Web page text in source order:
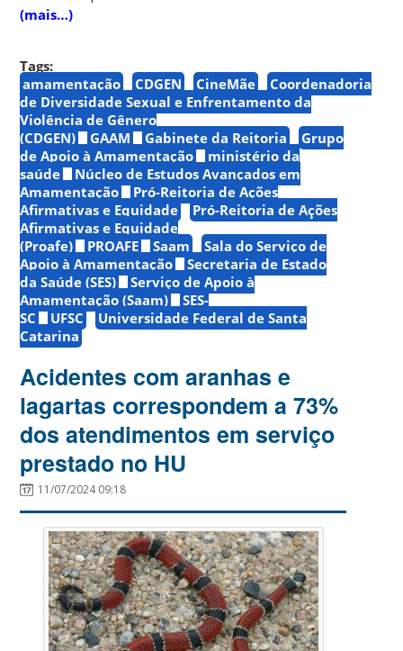
(mais…)
Tags:
amamentação
CDGEN CineMãe
Coordenadoria
de Diversidade Sexual e Enfrentamento da
Violência de Gênero
(CDGEN)
GAAM Gabinete da Reitoria
Grupo
de Apoio à Amamentação
ministério da
saúde
Núcleo de Estudos Avançados em
Amamentação
Pró-Reitoria de Ações
Afirmativas e Equidade
Pró-Reitoria de Ações
Afirmativas e Equidade
(Proafe)
PROAFE Saam
Sala do Serviço de
Apoio à Amamentação
Secretaria de Estado
da Saúde (SES)
Serviço de Apoio à
Amamentação (Saam)
SES-
SC
UFSC
Universidade Federal de Santa
Catarina
Acidentes com aranhas e
lagartas correspondem a 73%
dos atendimentos em serviço
prestado no HU
11/07/2024 09:18